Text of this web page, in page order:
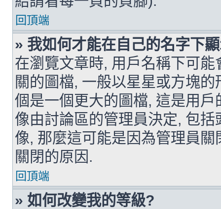
回頂端
» 我如何才能在自己的名字下
在瀏覽文章時, 用戶名稱下可
關的圖檔, 一般以星星或方塊
個是一個更大的圖檔, 這是用
像由討論區的管理員決定, 包
像, 那麼這可能是因為管理員
關閉的原因.
回頂端
» 如何改變我的等級?